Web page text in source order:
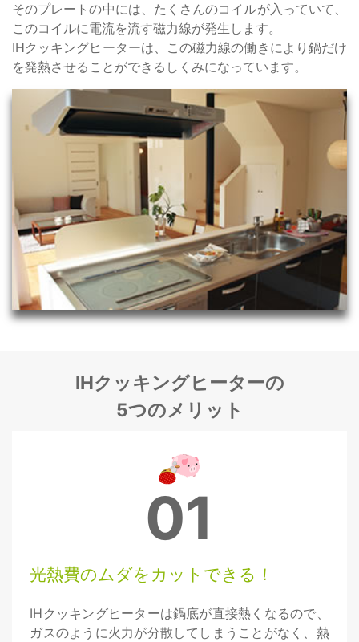
そのプレートの中には、たくさんのコイルが入っていて、
このコイルに電流を流す磁力線が発生します。
IHクッキングヒーターは、この磁力線の働きにより鍋だけ
を発熱させることができるしくみになっています。
IHクッキングヒーターの
5つのメリット
01
光熱費のムダをカットできる！
IHクッキングヒーターは鍋底が直接熱くなるので、
ガスのように火力が分散してしまうことがなく、熱